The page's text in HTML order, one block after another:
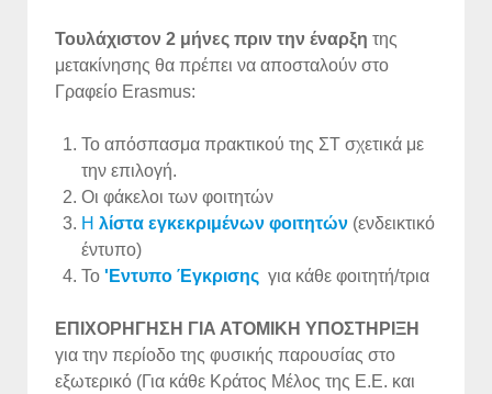
Τουλάχιστον 2 μήνες πριν την έναρξη της
μετακίνησης θα πρέπει να αποσταλούν στο
Γραφείο Erasmus:
Το απόσπασμα πρακτικού της ΣΤ σχετικά με
την επιλογή.
Οι φάκελοι των φοιτητών
Η λίστα εγκεκριμένων φοιτητών (ενδεικτικό
έντυπο)
Το 'Eντυπο Έγκρισης για κάθε φοιτητή/τρια
ΕΠΙΧΟΡΗΓΗΣΗ ΓΙΑ ΑΤΟΜΙΚΗ ΥΠΟΣΤΗΡΙΞΗ
για την περίοδο της φυσικής παρουσίας στο
εξωτερικό (Για κάθε Κράτος Μέλος της Ε.Ε. και